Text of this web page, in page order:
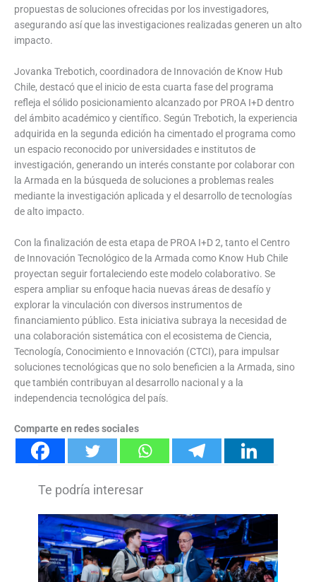
propuestas de soluciones ofrecidas por los investigadores,
asegurando así que las investigaciones realizadas generen un alto
impacto.
Jovanka Trebotich, coordinadora de Innovación de Know Hub
Chile, destacó que el inicio de esta cuarta fase del programa
refleja el sólido posicionamiento alcanzado por PROA I+D dentro
del ámbito académico y científico. Según Trebotich, la experiencia
adquirida en la segunda edición ha cimentado el programa como
un espacio reconocido por universidades e institutos de
investigación, generando un interés constante por colaborar con
la Armada en la búsqueda de soluciones a problemas reales
mediante la investigación aplicada y el desarrollo de tecnologías
de alto impacto.
Con la finalización de esta etapa de PROA I+D 2, tanto el Centro
de Innovación Tecnológico de la Armada como Know Hub Chile
proyectan seguir fortaleciendo este modelo colaborativo. Se
espera ampliar su enfoque hacia nuevas áreas de desafío y
explorar la vinculación con diversos instrumentos de
financiamiento público. Esta iniciativa subraya la necesidad de
una colaboración sistemática con el ecosistema de Ciencia,
Tecnología, Conocimiento e Innovación (CTCI), para impulsar
soluciones tecnológicas que no solo beneficien a la Armada, sino
que también contribuyan al desarrollo nacional y a la
independencia tecnológica del país.
Comparte en redes sociales